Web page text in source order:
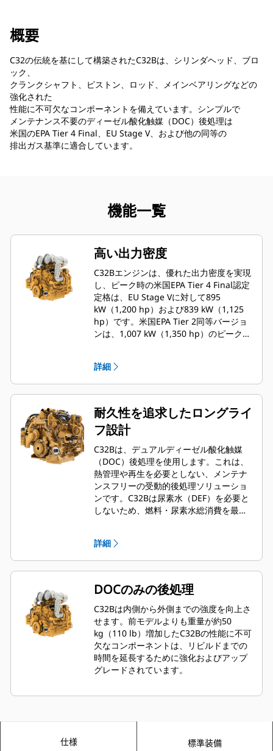
概要
C32の伝統を基にして構築されたC32Bは、シリンダヘッド、ブロ
ック、
クランクシャフト、ピストン、ロッド、メインベアリングなどの
強化された
性能に不可欠なコンポーネントを備えています。シンプルで
メンテナンス不要のディーゼル酸化触媒（DOC）後処理は
米国のEPA Tier 4 Final、EU Stage V、および他の同等の
排出ガス基準に適合しています。
機能一覧
高い出力密度
C32Bエンジンは、優れた出力密度を実現
し、ピーク時の米国EPA Tier 4 Final認定
定格は、EU Stage Vに対して895
kW（1,200 hp）および839 kW（1,125
hp）です。米国EPA Tier 2同等バージョ
ンは、1,007 kW（1,350 hp）のピーク時
詳細
耐久性を追求したロングライ
フ設計
C32Bは、デュアルディーゼル酸化触媒
（DOC）後処理を使用します。これは、
熱管理や再生を必要としない、メンテナ
ンスフリーの受動的後処理ソリューショ
ンです。C32Bは尿素水（DEF）を必要と
しないため、燃料・尿素水総消費を最小
プ、高温の尿素水ライン、追加の電子機
器、尿素水ストレージ）が不要になりま
す。DOCのみのために、後処理ソリュー
ションが簡素化され、パッケージ全体の
サイズを最小限に抑え、運転経費が削減
されます。
詳細
DOCのみの後処理
C32Bは内側から外側までの強度を向上さ
せます。前モデルよりも重量が約50
kg（110 lb）増加したC32Bの性能に不可
欠なコンポーネントは、リビルドまでの
時間を延長するために強化およびアップ
グレードされています。
仕様 標準装備